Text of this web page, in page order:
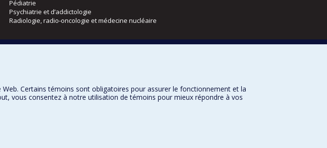
Pédiatrie
Psychiatrie et d’addictologie
Radiologie, radio-oncologie et médecine nucléaire
Certains témoins sont obligatoires pour assurer le fonctionnement et la
vous consentez à notre utilisation de témoins pour mieux répondre à vos